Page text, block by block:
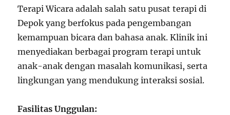
Terapi Wicara adalah salah satu pusat terapi di
Depok yang berfokus pada pengembangan
kemampuan bicara dan bahasa anak. Klinik ini
menyediakan berbagai program terapi untuk
anak-anak dengan masalah komunikasi, serta
lingkungan yang mendukung interaksi sosial.
Fasilitas Unggulan: